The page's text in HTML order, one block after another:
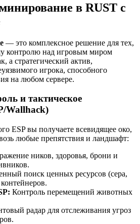
в RUST с
— это комплексное решение для тех,
контролю над игровым миром
а стратегический актив,
игрока, способного
на любом сервере.
и тактическое
Wallhack)
ESP вы получаете всевидящее око,
любые препятствия и ландшафт:
ников, здоровья, брони и
поиск ценных ресурсов (сера,
Контроль перемещений животных
радар для отслеживания угроз